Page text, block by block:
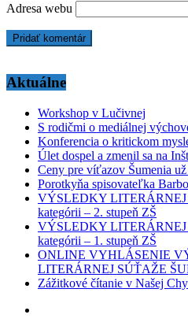
Adresa webu
Aktuálne
Workshop v Lučivnej
S rodičmi o mediálnej
Konferencia o kritickom
Úlet dospel a zmenil sa na
Ceny pre víťazov Šumenia
Porotkyňa spisovateľka
VÝSLEDKY
kategórii – 2. stupeň ZŠ
VÝSLEDKY
kategórii – 1. stupeň ZŠ
ONLINE VYHLÁSENIE
LITERÁRNEJ SÚŤAŽE
Zážitkové čítanie v Našej